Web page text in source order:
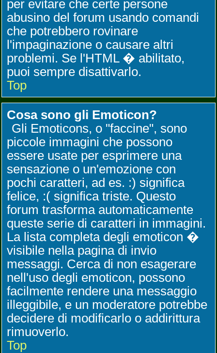
per evitare che certe persone
abusino del forum usando comandi
che potrebbero rovinare
l'impaginazione o causare altri
problemi. Se l'HTML � abilitato,
puoi sempre disattivarlo.
Top
Cosa sono gli Emoticon?
Gli Emoticons, o "faccine", sono
piccole immagini che possono
essere usate per esprimere una
sensazione o un'emozione con
pochi caratteri, ad es. :) significa
felice, :( significa triste. Questo
forum trasforma automaticamente
queste serie di caratteri in immagini.
La lista completa degli emoticon �
visibile nella pagina di invio
messaggi. Cerca di non esagerare
nell'uso degli emoticon, possono
facilmente rendere una messaggio
illeggibile, e un moderatore potrebbe
decidere di modificarlo o addirittura
rimuoverlo.
Top